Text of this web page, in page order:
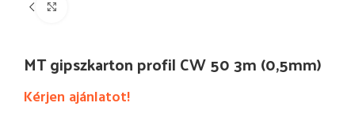
MT gipszkarton profil CW 50 3m (0,5mm)
Kérjen ajánlatot!